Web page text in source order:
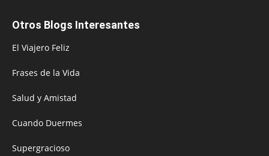
Otros Blogs Interesantes
El Viajero Feliz
Frases de la Vida
Salud y Amistad
Cuando Duermes
Supergracioso